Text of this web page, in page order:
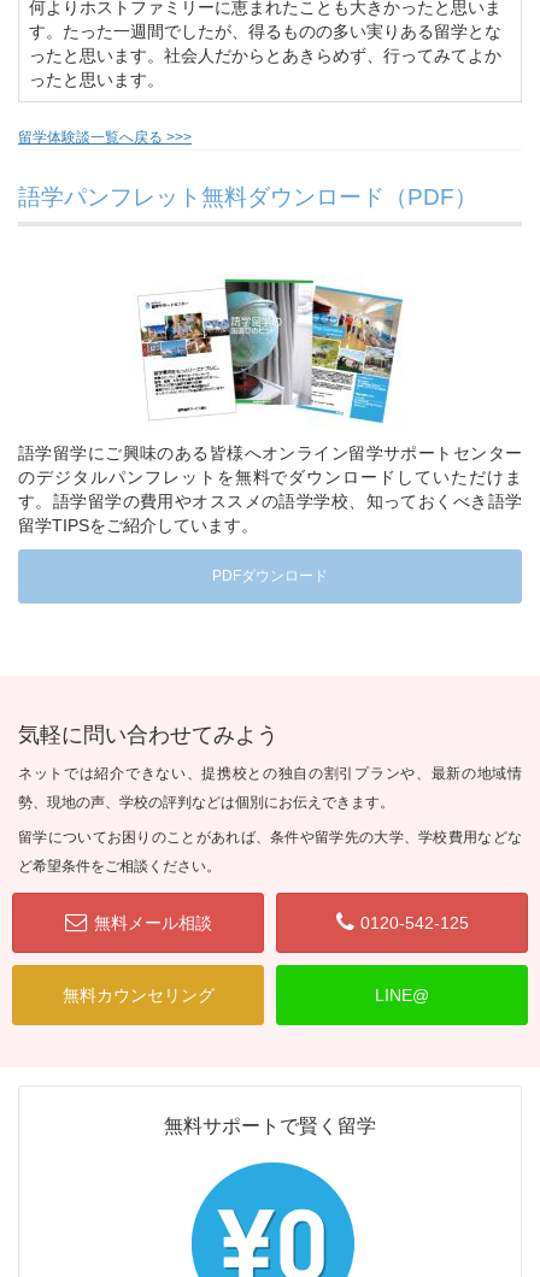
何よりホストファミリーに恵まれたことも大きかったと思いま
す。たった一週間でしたが、得るものの多い実りある留学とな
ったと思います。社会人だからとあきらめず、行ってみてよか
ったと思います。
留学体験談一覧へ戻る >>>
語学パンフレット無料ダウンロード（PDF）
語学留学にご興味のある皆様へオンライン留学サポートセンター
のデジタルパンフレットを無料でダウンロードしていただけま
す。語学留学の費用やオススメの語学学校、知っておくべき語学
留学TIPSをご紹介しています。
PDFダウンロード
気軽に問い合わせてみよう
ネットでは紹介できない、提携校との独自の割引プランや、最新の地域情
勢、現地の声、学校の評判などは個別にお伝えできます。
留学についてお困りのことがあれば、条件や留学先の大学、学校費用などな
ど希望条件をご相談ください。
無料メール相談 0120-542-125
無料カウンセリング LINE@
無料サポートで賢く留学